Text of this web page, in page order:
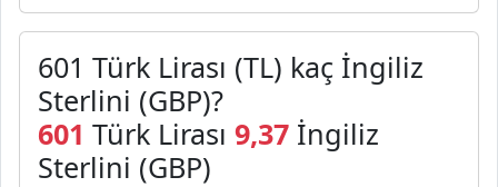
601 Türk Lirası (TL) kaç İngiliz
Sterlini (GBP)?
601 Türk Lirası 9,37 İngiliz
Sterlini (GBP)